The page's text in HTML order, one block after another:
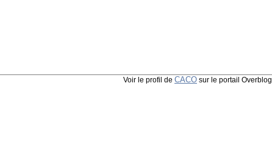
Voir le profil de CACO sur le portail Overblog